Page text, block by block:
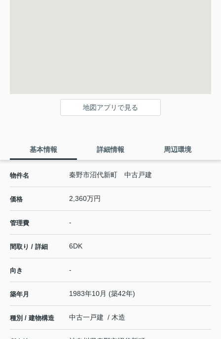
地図アプリで見る
基本情報 詳細情報 周辺環境
物件名 秦野市沼代新町 中古戸建
価格 2,360万円
管理費 -
間取り / 詳細 6DK
向き -
築年月 1983年10月 (築42年)
種別 / 建物構造 中古一戸建 / 木造